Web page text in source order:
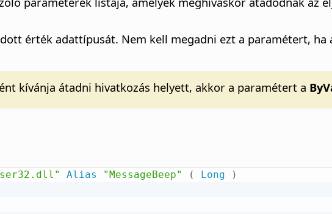
érték adattípusát. Nem kell megadni ezt a paramétert,
kívánja átadni hivatkozás helyett, akkor a paramétert a
Alias "MessageBeep" ( Long
)